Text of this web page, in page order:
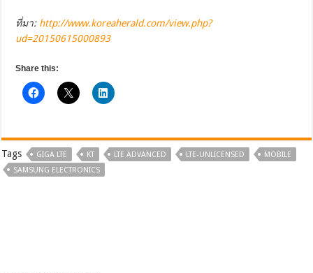
ที่มา: http://www.koreaherald.com/view.php?
ud=20150615000893
Share this:
Tags GIGA LTE KT LTE ADVANCED LTE-UNLICENSED
MOBILE
SAMSUNG ELECTRONICS